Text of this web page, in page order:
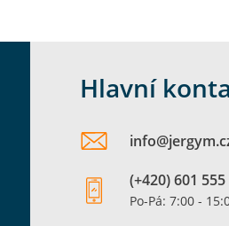
Hlavní
(+420) 601
Po-Pá: 7:00 -